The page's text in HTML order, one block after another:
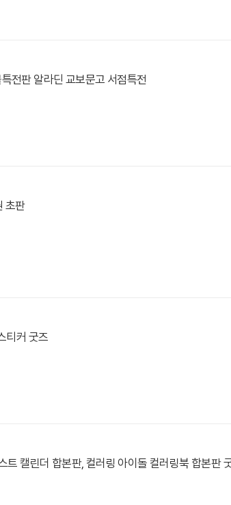
전판 알라딘 교보문고 서점특전
초판
티커 굿즈
트 캘린더 합본판, 컬러링 아이돌 컬러링북 합본판